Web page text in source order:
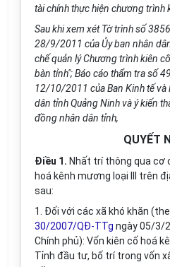
tài chính thực hiện chương trình
Sau khi xem xét Tờ trình số
28/9/2011 của Ủy ban nhân
chế quản lý Chương trình kiên
bàn tỉnh"; Báo cáo thẩm tra số
12/10/2011 của Ban Kinh tế và
dân tỉnh Quảng Ninh và ý kiến
đồng nhân dân tỉnh,
QUYẾT
Điều 1. Nhất trí thông qua cơ
hoá kênh mương loại III trên
sau:
1. Đối với các xã khó khăn
30/2007/QĐ-TTg ngày 05/3/
Chính phủ): Vốn kiên cố hoá
Tỉnh đầu tư, bố trí trong vốn